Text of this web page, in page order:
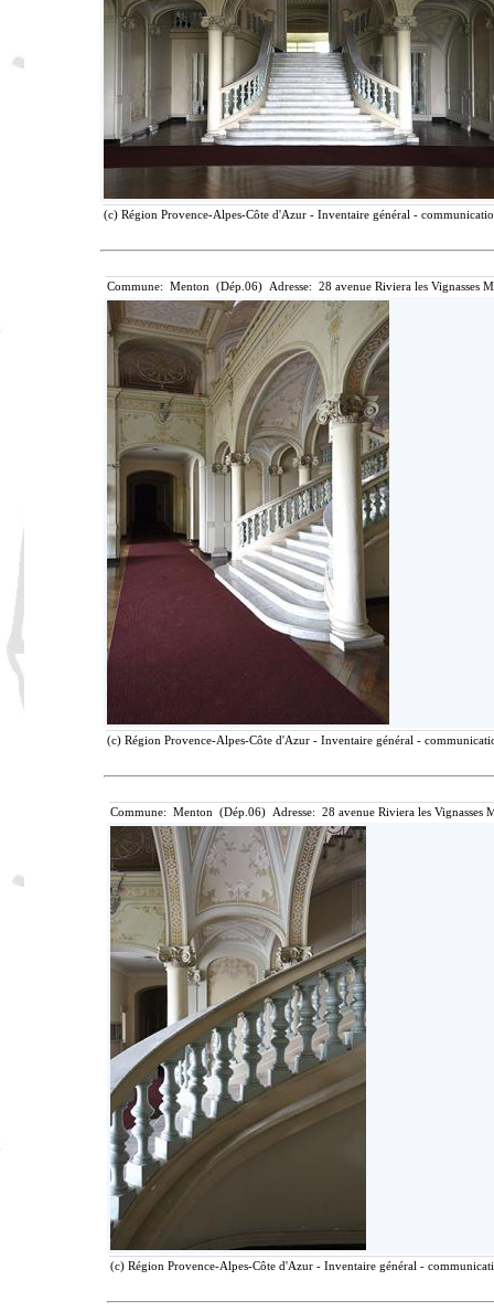
(c) Région Provence-Alpes-Côte d'Azur - Inventaire général -
Commune: Menton (Dép.06) Adresse: 28 avenue Riviera les Vignasses
(c) Région Provence-Alpes-Côte d'Azur - Inventaire général -
Commune: Menton (Dép.06) Adresse: 28 avenue Riviera les
(c) Région Provence-Alpes-Côte d'Azur - Inventaire général -